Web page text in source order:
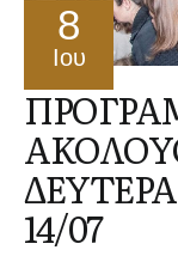
8
Ιου
14/07